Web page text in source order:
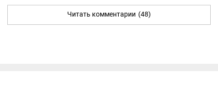
Читать комментарии (48)